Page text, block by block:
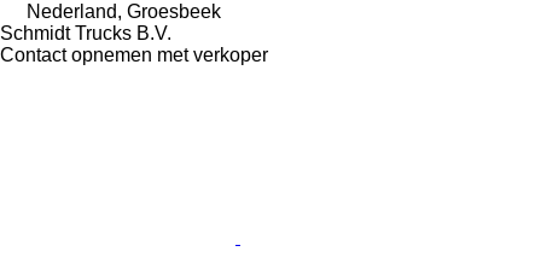
Nederland, Groesbeek
Schmidt Trucks B.V.
Contact opnemen met verkoper